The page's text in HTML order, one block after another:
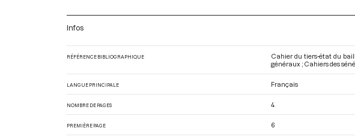
Infos
RÉFÉRENCE BIBLIOGRAPHIQUE
Cahier du tiers-état du
généraux ; Cahiers des
LANGUE PRINCIPALE Français
NOMBRE DE PAGES 4
PREMIÈRE PAGE 6